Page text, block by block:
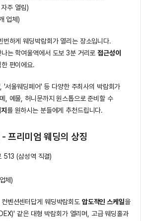
주 열림)
업체)
하게 웨딩박람회가 열리는 장소입니다.
는 학여울역에서 도보 3분 거리로접근성이
편이에요.
'서울웨딩페어' 등 다양한 주최사의 박람회가
, 예물, 허니문까지 원스톱으로 준비할 수
를 원하시는 분들에게 추천드립니다.
프리미엄 웨딩의 상징
513 (삼성역 직결)
체)
벤션센터답게 웨딩박람회도 압도적인 스케일을
같은 대형 박람회가 열리며, 고급 웨딩홀과